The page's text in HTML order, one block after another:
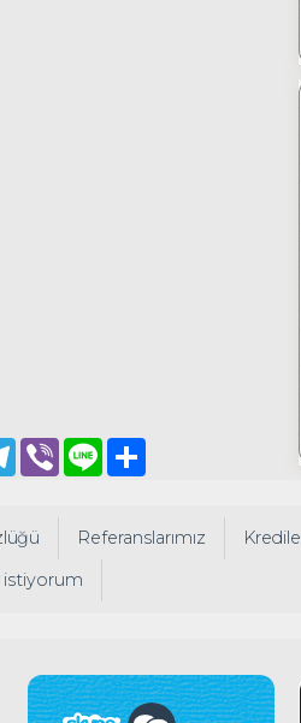
Referanslarımız
istiyorum
Telegram
Viber Line Share